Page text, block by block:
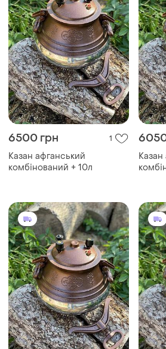
6500 грн 1
Казан афганський
комбінований + 10л
Казан